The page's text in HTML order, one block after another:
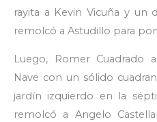
rayita a Kevin Vicuña y un
remolcó a Astudillo para
Luego, Romer Cuadrado
Nave con un sólido
jardín izquierdo en la
remolcó a Angelo